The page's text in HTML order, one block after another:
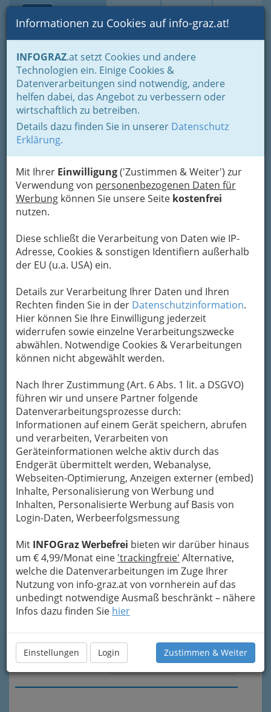
Suche Login Toggle
Informationen zu Cookies auf info-graz.at!
INFOGRAZ.at setzt Cookies und andere
Technologien ein. Einige Cookies &
Datenverarbeitungen sind notwendig, andere
helfen dabei, das Angebot zu verbessern oder
wirtschaftlich zu betreiben.
Details dazu finden Sie in unserer Datenschutz
Erklärung.
Mit Ihrer Einwilligung('Zustimmen & Weiter') zur
Verwendung von personenbezogenen Daten für
Werbung können Sie unsere Seite kostenfrei
nutzen.
Diese schließt die Verarbeitung von Daten wie IP-
Adresse, Cookies & sonstigen Identifiern außerhalb
der EU (u.a. USA) ein.
Details zur Verarbeitung Ihrer Daten und Ihren
Rechten finden Sie in der Datenschutzinformation.
Hier können Sie Ihre Einwilligung jederzeit
widerrufen sowie einzelne Verarbeitungszwecke
abwählen. Notwendige Cookies & Verarbeitungen
können nicht abgewählt werden.
Nach Ihrer Zustimmung (Art. 6 Abs. 1 lit. a DSGVO)
führen wir und unsere Partner folgende
Datenverarbeitungsprozesse durch:
Informationen auf einem Gerät speichern, abrufen
und verarbeiten, Verarbeiten von
Geräteinformationen welche aktiv durch das
Endgerät übermittelt werden, Webanalyse,
Webseiten-Optimierung, Anzeigen externer (embed)
Inhalte, Personalisierung von Werbung und
Inhalten, Personalisierte Werbung auf Basis von
Login-Daten, Werbeerfolgsmessung
Mit INFOGraz Werbefrei bieten wir darüber hinaus
um € 4,99/Monat eine 'trackingfreie' Alternative,
welche die Datenverarbeitungen im Zuge Ihrer
Nutzung von info-graz.at von vornherein auf das
unbedingt notwendige Ausmaß beschränkt – nähere
Infos dazu finden Sie hier
Einstellungen Login Zustimmen & Weiter
Home Branchen
Gewerbe, Handwerk, Banken
Gewerbe & Handwerk, Gliederung der WKO
Allg. FG des Gewerbes
Privatgeschäftsvermittlung
Ingrid Jöbstl
Falkenhofgasse 48, 8020 Graz
+43 316 213 939
Karte
Kontaktaufnahme
Um die Info-Graz Firmen vor Spam-Mails zu
bewahren, verwenden wir an dieser Stelle zur
Übermittlung Ihrer Nachricht ein sicheres
Formular. Ihre Nachricht wird nach dem
Absenden umgehend per Mail an das
Unternehmen weitergeleitet.
Mein Name
Meine Email Adresse
Mein Betreff
Meine Nachricht
Meine Nachricht senden